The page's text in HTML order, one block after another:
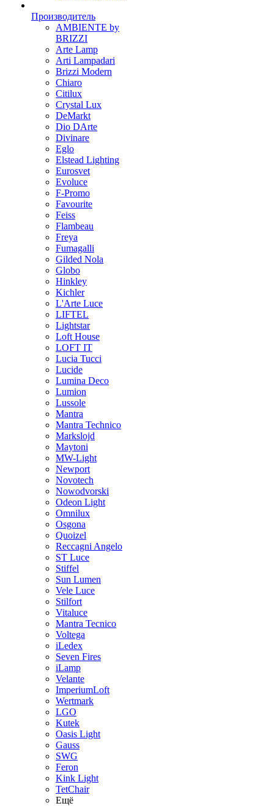
Производитель
AMBIENTE by
BRIZZI
Arte Lamp
Arti Lampadari
Brizzi Modern
Chiaro
Citilux
Crystal Lux
DeMarkt
Dio DArte
Divinare
Eglo
Elstead Lighting
Eurosvet
Evoluce
F-Promo
Favourite
Feiss
Flambeau
Freya
Fumagalli
Gilded Nola
Globo
Hinkley
Kichler
L'Arte Luce
LIFTEL
Lightstar
Loft House
LOFT IT
Lucia Tucci
Lucide
Lumina Deco
Lumion
Lussole
Mantra
Mantra Technico
Markslojd
Maytoni
MW-Light
Newport
Novotech
Nowodvorski
Odeon Light
Omnilux
Osgona
Quoizel
Reccagni Angelo
ST Luce
Stiffel
Sun Lumen
Vele Luce
Stilfort
Vitaluce
Mantra Tecnico
Voltega
iLedex
Seven Fires
iLamp
Velante
ImperiumLoft
Wertmark
LGO
Kutek
Oasis Light
Gauss
SWG
Feron
Kink Light
TetСhair
Ещё